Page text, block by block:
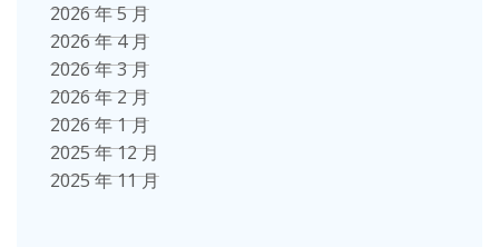
2026 年 5 月
2026 年 4 月
2026 年 3 月
2026 年 2 月
2026 年 1 月
2025 年 12 月
2025 年 11 月